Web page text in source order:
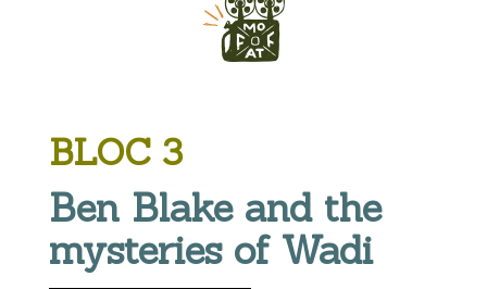
BLOC 3
Ben Blake and the
mysteries of Wadi